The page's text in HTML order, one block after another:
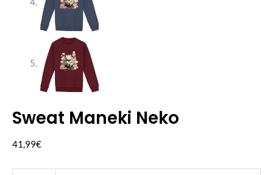
Sweat Maneki Neko
41,99€
quantité
Sweat